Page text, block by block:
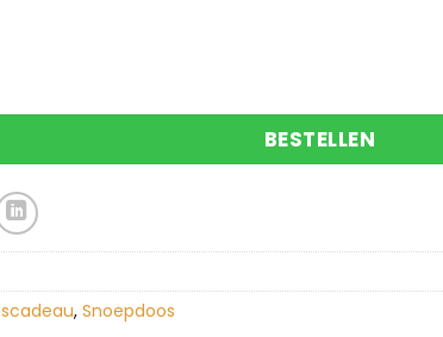
liefs snoepdoos met snoep hartjes aantal
BESTELLEN
, Snoepdoos